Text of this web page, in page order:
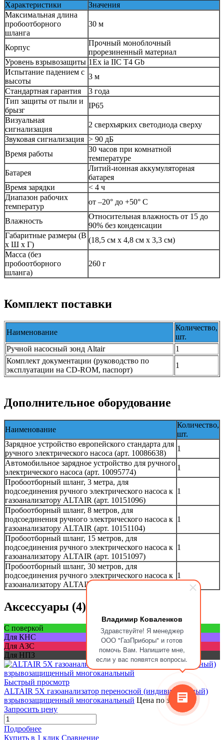
Владимир Коваленков
Здравствуйте! Я менеджер
ООО "ГазПриборы" и готов
помочь Вам. Напишите мне,
если у вас появятся вопросы.
Характеристики
Значения
Максимальная длина
пробоотборного
шланга
30 м
Корпус
Прочный моноблочный
прорезиненный материал
Уровень взрывозащиты 1Ex ia IIC T4 Gb
Испытание падением с
высоты
3 м
Стандартная гарантия
3 года
Тип защиты от пыли и
брызг
IP65
Визуальная
сигнализация
2 сверхъярких светодиода сверху
Звуковая сигнализация > 90 дБ
Время работы
30 часов при комнатной
температуре
Батарея
Литий-ионная аккумуляторная
батарея
Время зарядки
< 4 ч
Диапазон рабочих
температур
от –20° до +50° C
Влажность
Относительная влажность от 15 до
90% без конденсации
Габаритные размеры (В
x Ш x Г)
(18,5 см x 4,8 см x 3,3 см)
Масса (без
пробоотборного
шланга)
260 г
Комплект поставки
Наименование
Количество,
шт.
Ручной насосный зонд Altair
1
Комплект документации (руководство по
эксплуатации на CD-ROM, паспорт)
1
Дополнительное оборудование
Наименование
Количество,
шт.
Зарядное устройство европейского стандарта для
ручного электрического насоса (арт. 10086638)
1
Автомобильное зарядное устройство для ручного
электрического насоса (арт. 10095774)
1
Пробоотборный шланг, 3 метра, для
подсоединения ручного электрического насоса к
газоанализатору ALTAIR (арт. 10151096)
1
Пробоотборный шланг, 8 метров, для
подсоединения ручного электрического насоса к
газоанализатору ALTAIR (арт. 10151104)
1
Пробоотборный шланг, 15 метров, для
подсоединения ручного электрического насоса к
газоанализатору ALTAIR (арт. 10151097)
1
Пробоотборный шланг, 30 метров, для
подсоединения ручного электрического насоса к
газоанализатору ALTAIR (арт. 10160208)
1
Аксессуары (4)
С поверкой
Для КНС
Для АЗС
Для НПЗ
Быстрый просмотр
ALTAIR 5X газоанализатор переносной (индивидуальный)
взрывозащищенный многоканальный Цена по запросу
Запросить цену
Подробнее
Купить в 1 клик Сравнение